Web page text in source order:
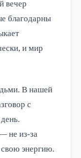
вечер
благодарны
и мир
В нашей
с
не из-за
энергию.